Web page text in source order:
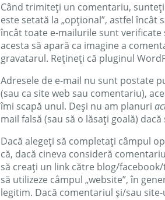
Când trimiteți un comentariu, sunteți
este setată la „opțional”, astfel încât
încât toate e-mailurile sunt
acesta să apară ca imagine a
gravatarul. Rețineți că pluginul
Adresele de e-mail nu sunt postate
(sau ca site web sau comentariu),
îmi scapă unul. Deși nu am planuri
mail falsă (sau să o lăsați goală)
Dacă alegeți să completați câmpul
că, dacă cineva consideră
să creați un link către blog/
să utilizeze câmpul „website”, în
legitim. Dacă comentariul și/sau